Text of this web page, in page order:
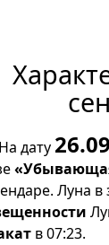
На дату
Луна в
в 07:23.